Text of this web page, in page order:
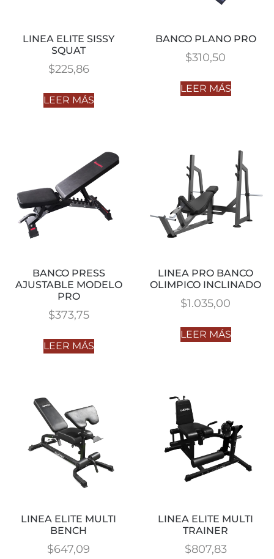
LINEA ELITE SISSY
SQUAT
$225,86
LEER MÁS
BANCO PLANO PRO
$310,50
LEER MÁS
BANCO PRESS
AJUSTABLE MODELO
PRO
$373,75
LEER MÁS
LINEA PRO BANCO
OLIMPICO INCLINADO
$1.035,00
LEER MÁS
LINEA ELITE MULTI
BENCH
$647,09
LINEA ELITE MULTI
TRAINER
$807,83